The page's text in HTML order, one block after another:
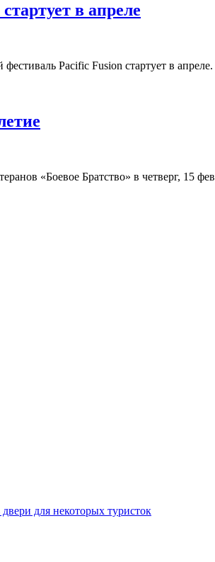
в апреле
Pacific Fusion стартует в
«Боевое Братство» в четверг, 15
для некоторых туристок